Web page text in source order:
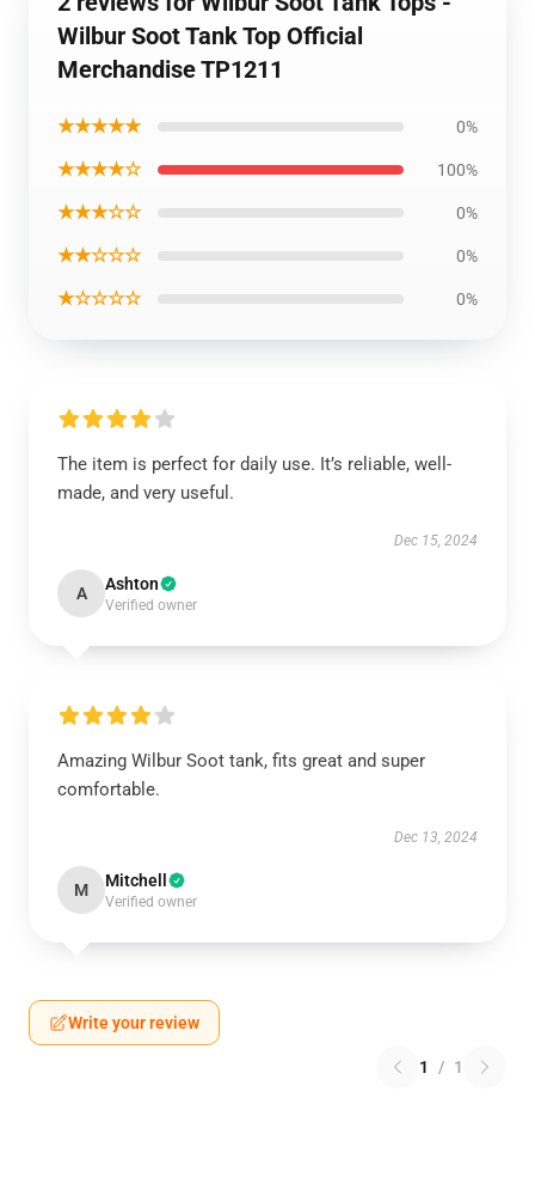
Wilbur Soot Tank Top Official
Merchandise TP1211
★★★★★ 0%
★★★★☆ 100%
★★★☆☆ 0%
★★☆☆☆ 0%
★☆☆☆☆ 0%
The item is perfect for daily use. It’s reliable, well-
made, and very useful.
Dec 15, 2024
A Ashton
Verified owner
Amazing Wilbur Soot tank, fits great and super
comfortable.
Dec 13, 2024
M Mitchell
Verified owner
Write your review
1 / 1